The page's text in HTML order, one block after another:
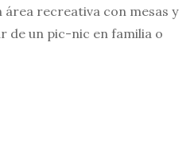
área recreativa con mesas y
de un pic-nic en familia o